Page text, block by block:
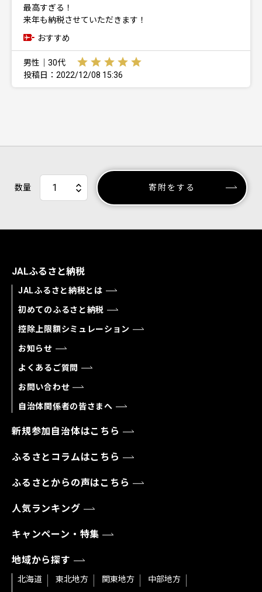
最高すぎる！
来年も納税させていただきます！
おすすめ
男性｜30代
投稿日：2022/12/08 15:36
数量 寄附をする
JALふるさと納税
JALふるさと納税とは
初めてのふるさと納税
控除上限額シミュレーション
お知らせ
よくあるご質問
お問い合わせ
自治体関係者の皆さまへ
新規参加自治体はこちら
ふるさとコラムはこちら
ふるさとからの声はこちら
人気ランキング
キャンペーン・特集
地域から探す
北海道 東北地方 関東地方
中部地方